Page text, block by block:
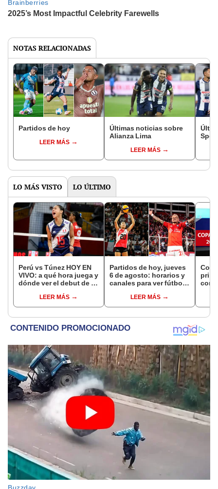
NOTAS RELACIONADAS
Partidos de hoy
LEER MÁS
Últimas noticias sobre
Alianza Lima
LEER MÁS
LO MÁS VISTO LO ÚLTIMO
Perú vs Túnez HOY EN
VIVO: a qué hora juega y
dónde ver el debut de la
Sub 17 de Vóley 2026
LEER MÁS
Partidos de hoy, jueves
6 de agosto: horarios y
canales para ver fútbol
LEER MÁS